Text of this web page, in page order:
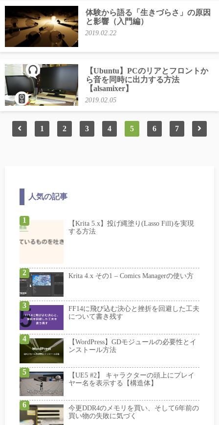
体験から語る「生きづらさ」の原因
と影響（入門編）
2019.02.22
【Ubuntu】PCのリアとフロントか
ら音を同時に出力する方法
【alsamixer】
2019.02.05
1 2 3 4 5 6 7
人気の記事
【Krita 5.x】投げ縄塗り(Lasso Fill)を実現
する方法
Krita 4.x その1 – Comics Managerの使い方
FF14に飛び込む決心と挫折を回避した工夫
について書き残す
【WordPress】GDモジュールの必要性とイ
ンストール方法
【UE5 #2】 キャラクターの頭上にプレイ
ヤー名を表示する【構造体】
今更DDR4のメモリを買い、そして6年前の
買い物の失敗に気づく